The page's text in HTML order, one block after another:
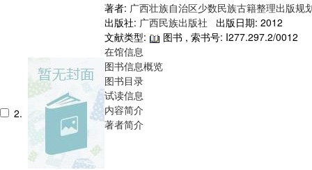
2.
著者: 广西壮族自治区少数民族古籍整理出版规
出版社: 广西民族出版社
出版日期: 2012
文献类型:
图书 , 索书号: I277.297.2/0012
在馆信息
图书信息概览
图书目录
试读信息
内容简介
著者简介